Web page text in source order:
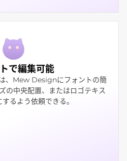
で編集可能
、Mew Designにフォントの簡
の中央配置、またはロゴテキス
るよう依頼できる。